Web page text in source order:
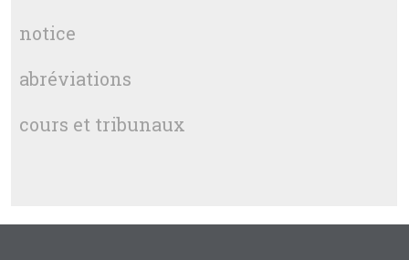
notice
abréviations
cours et tribunaux